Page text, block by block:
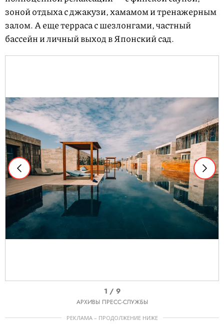
зоной отдыха с джакузи, хамамом и тренажерным
залом. А еще терраса с шезлонгами, частный
бассейн и личный выход в Японский сад.
1 / 9
АРХИВЫ ПРЕСС-СЛУЖБЫ
РЕКЛАМА – ПРОДОЛЖЕНИЕ НИЖЕ